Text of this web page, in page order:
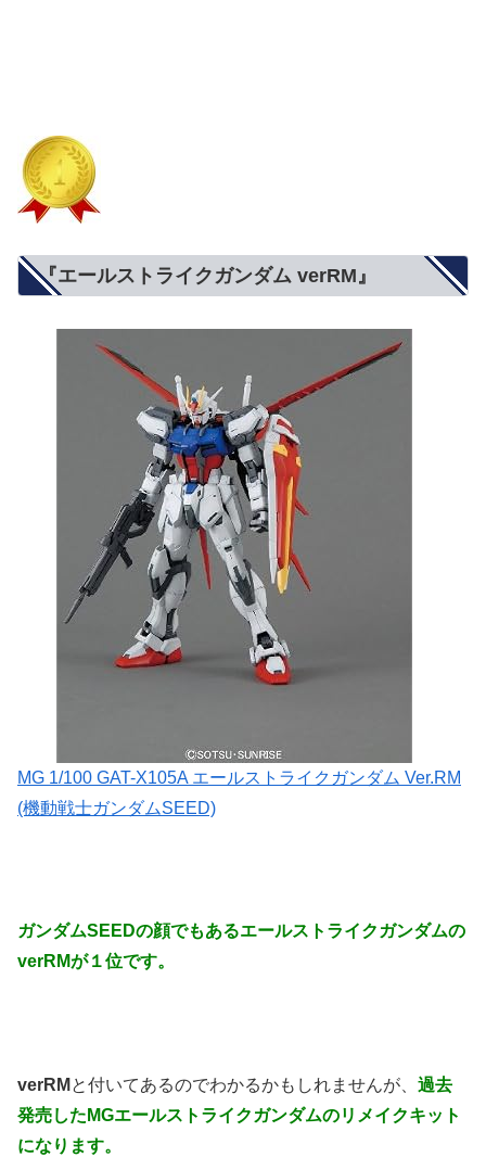
『エールストライクガンダム verRM』
MG 1/100 GAT-X105A エールストライクガンダム Ver.RM
(機動戦士ガンダムSEED)
ガンダムSEEDの顔でもあるエールストライクガンダムの
verRMが１位です。
verRM と付いてあるのでわかるかもしれませんが、 過去
発売したMGエールストライクガンダムのリメイクキット
になります。